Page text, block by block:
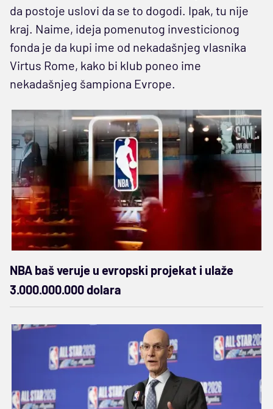
da postoje uslovi da se to dogodi. Ipak, tu nije
kraj. Naime, ideja pomenutog investicionog
fonda je da kupi ime od nekadašnjeg vlasnika
Virtus Rome, kako bi klub poneo ime
nekadašnjeg šampiona Evrope.
NBA baš veruje u evropski projekat i ulaže
3.000.000.000 dolara